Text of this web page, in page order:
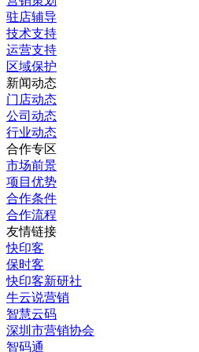
驻店辅导
技术支持
运营支持
区域保护
新闻动态
门店动态
公司动态
行业动态
合作专区
市场前景
项目优势
合作条件
合作流程
友情链接
快印客
保时客
快印客新研社
牛云说营销
智慧云码
深圳市营销协会
智码通